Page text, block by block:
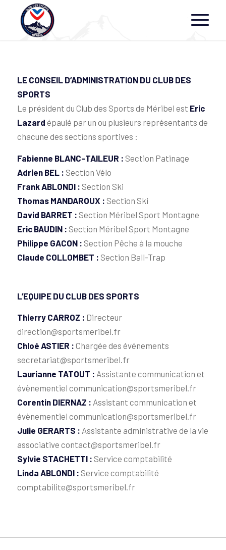
LE CONSEIL D’ADMINISTRATION DU CLUB DES
SPORTS
Le président du Club des Sports de Méribel est Eric
Lazard épaulé par un ou plusieurs représentants de
chacune des sections sportives :
Fabienne BLANC-TAILEUR : Section Patinage
Adrien BEL : Section Vélo
Frank ABLONDI : Section Ski
Thomas MANDAROUX : Section Ski
David BARRET : Section Méribel Sport Montagne
Eric BAUDIN : Section Méribel Sport Montagne
Philippe GACON : Section Pêche à la mouche
Claude COLLOMBET : Section Ball-Trap
L’EQUIPE DU CLUB DES SPORTS
Thierry CARROZ : Directeur
direction@sportsmeribel.fr
Chloé ASTIER : Chargée des événements
secretariat@sportsmeribel.fr
Laurianne TATOUT : Assistante communication et
évènementiel communication@sportsmeribel.fr
Corentin DIERNAZ : Assistant communication et
évènementiel communication@sportsmeribel.fr
Julie GERARTS : Assistante administrative de la vie
associative contact@sportsmeribel.fr
Sylvie STACHETTI : Service comptabilité
Linda ABLONDI : Service comptabilité
comptabilite@sportsmeribel.fr